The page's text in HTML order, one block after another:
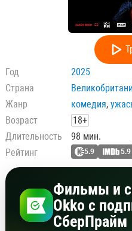
Год
2025
Страна
Жанр
комедия,
Возраст
18+
Длительность
98 мин.
Рейтинг
5.9 5.9
Фильмы и
Okko с
СберПрайм